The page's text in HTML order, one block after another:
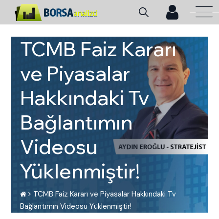
TCMB Faiz Kararı
ve Piyasalar
Hakkındaki Tv
Bağlantımın
Videosu
Yüklenmiştir!
TCMB Faiz Kararı ve Piyasalar Hakkındaki Tv
Bağlantımın Videosu Yüklenmiştir!